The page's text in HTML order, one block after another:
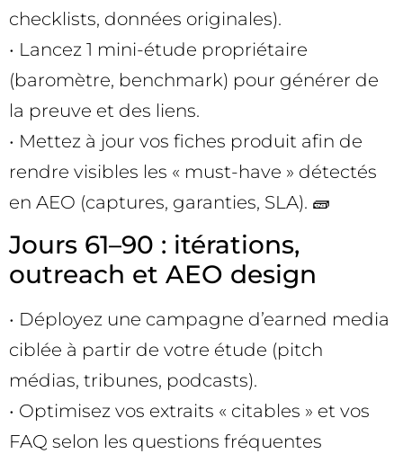
checklists, données originales).
• Lancez 1 mini-étude propriétaire
(baromètre, benchmark) pour générer de
la preuve et des liens.
• Mettez à jour vos fiches produit afin de
rendre visibles les « must-have » détectés
en AEO (captures, garanties, SLA). 🧱
Jours 61–90 : itérations,
outreach et AEO design
• Déployez une campagne d’earned media
ciblée à partir de votre étude (pitch
médias, tribunes, podcasts).
• Optimisez vos extraits « citables » et vos
FAQ selon les questions fréquentes